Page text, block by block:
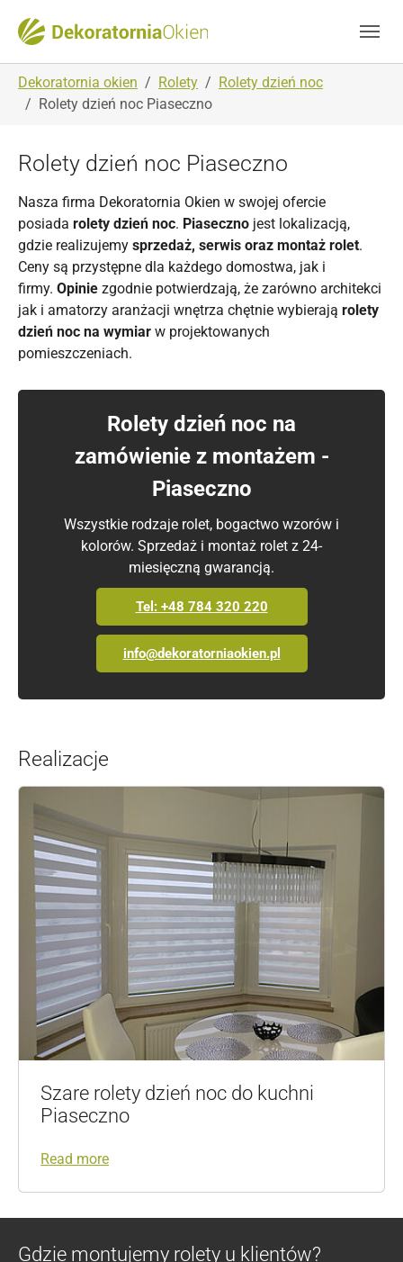
You are here:
Dekoratornia okien Rolety
Rolety dzień noc
Rolety dzień noc Piaseczno
Rolety dzień noc Piaseczno
Nasza firma Dekoratornia Okien w swojej ofercie
posiada rolety dzień noc. Piaseczno jest lokalizacją,
gdzie realizujemy sprzedaż, serwis oraz montaż rolet.
Ceny są przystępne dla każdego domostwa, jak i
firmy. Opinie zgodnie potwierdzają, że zarówno architekci
jak i amatorzy aranżacji wnętrza chętnie wybierają rolety
dzień noc na wymiar w projektowanych
pomieszczeniach.
Rolety dzień noc na
zamówienie z montażem -
Piaseczno
Wszystkie rodzaje rolet, bogactwo wzorów i
kolorów. Sprzedaż i montaż rolet z 24-
miesięczną gwarancją.
Tel: +48 784 320 220
info@dekoratorniaokien.pl
Realizacje
Szare rolety dzień noc do kuchni
Piaseczno
Read more
Gdzie montujemy rolety u klientów?